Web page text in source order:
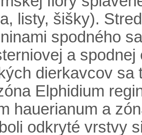
listy, šišky).
spodného
a
dierkavcov sa
Elphidium
hauerianum a
odkryté vrstvy